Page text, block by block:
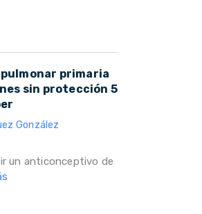
primaria
sin protección 5
González
un anticonceptivo de